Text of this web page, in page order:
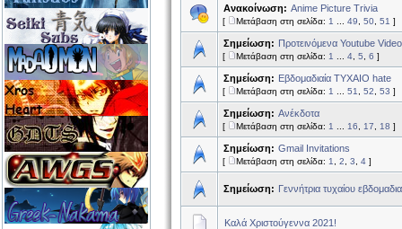
Ανακοίνωση: Anime Picture Trivia
[ Μετάβαση στη σελίδα: 1 49 50 51 ]
Σημείωση: Προτεινόμενα Youtube
[ Μετάβαση στη σελίδα: 1 4 5 6 ]
Σημείωση: Εβδομαδιαία ΤΥΧΑΙΟ hate
[ Μετάβαση στη σελίδα: 1 51 52 53 ]
Σημείωση: Ανέκδοτα
[ Μετάβαση στη σελίδα: 1 16 17 18 ]
Σημείωση: Gmail Invitations
[ Μετάβαση στη σελίδα: 1 2 3 4 ]
Σημείωση: Γεννήτρια τυχαίου
Καλά Χριστούγεννα 2021!